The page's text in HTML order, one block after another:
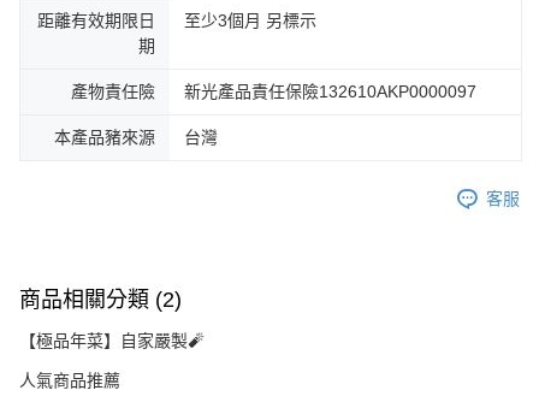
距離有效期限日
期
至少3個月 另標示
產物責任險 新光產品責任保險132610AKP0000097
本產品豬來源 台灣
客服
商品相關分類 (2)
【極品年菜】自家嚴製🧨
人氣商品推薦